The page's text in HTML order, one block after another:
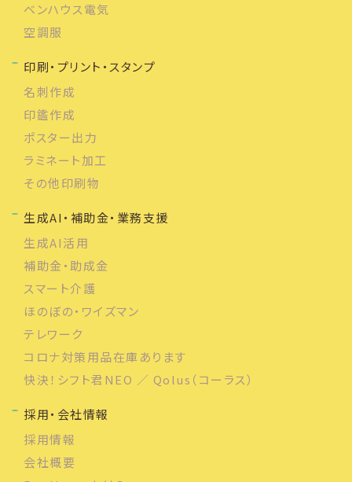
ベンハウス電気
空調服
印刷・プリント・スタンプ
名刺作成
印鑑作成
ポスター出力
ラミネート加工
その他印刷物
生成AI・補助金・業務支援
生成AI活用
補助金・助成金
スマート介護
ほのぼの・ワイズマン
テレワーク
コロナ対策用品在庫あります
快決！シフト君NEO ／ Qolus（コーラス）
採用・会社情報
採用情報
会社概要